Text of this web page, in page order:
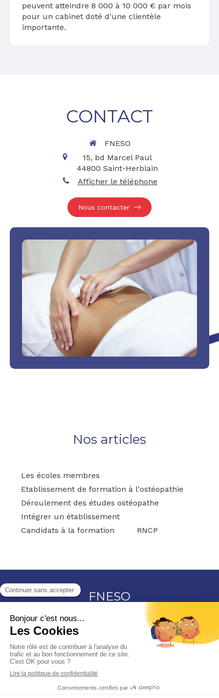
peuvent atteindre 8 000 à 10 000 € par mois
pour un cabinet doté d'une clientèle
importante.
CONTACT
FNESO
15, bd Marcel Paul
44800 Saint-Herblain
Afficher le téléphone
Nous contacter
Nos articles
Les écoles membres
Etablissement de formation à l'ostéopathie
Déroulement des études ostéopathe
Intégrer un établissement
Candidats à la formation
RNCP
FNESO
15, bd Marcel Paul
Saint-Herblain
Afficher le téléphone
Plan du site
©2026 FNESO